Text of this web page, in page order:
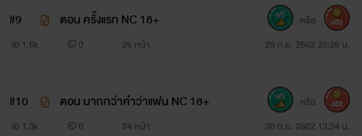
เธอจึงไม่เคยจริงจังกับใครสักคน เธอแค่สนุกไปวันๆเท่านั้น
เพราะว่าเธอม่แต่ความแค้นที่ฝั่งใจเธอมาตั้งแต่เด็ก
#9 ตอน ครั้งแรก NC 18+
1.6k 0 25 หน้า 29 ก.ย. 2562 23:26 น.
หรือ 400
#10 ตอน มากกว่าคำว่าแฟน NC 18+
1.3k 0 24 หน้า 30 ก.ย. 2562 13:24 น.
หรือ 400